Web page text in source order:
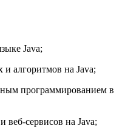
Java;
алгоритмов на Java;
программированием в
сервисов на Java;